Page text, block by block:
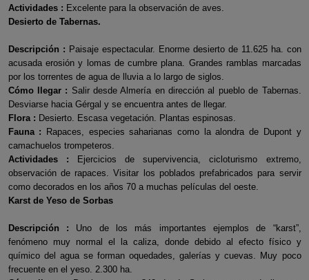
Actividades : Excelente para la observación de aves.
Desierto de Tabernas.
Descripción : Paisaje espectacular. Enorme desierto de 11.625 ha. con
acusada erosión y lomas de cumbre plana. Grandes ramblas marcadas
por los torrentes de agua de lluvia a lo largo de siglos.
Cómo llegar : Salir desde Almería en dirección al pueblo de Tabernas.
Desviarse hacia Gérgal y se encuentra antes de llegar.
Flora : Desierto. Escasa vegetación. Plantas espinosas.
Fauna : Rapaces, especies saharianas como la alondra de Dupont y
camachuelos trompeteros.
Actividades : Ejercicios de supervivencia, cicloturismo extremo,
observación de rapaces. Visitar los poblados prefabricados para servir
como decorados en los años 70 a muchas películas del oeste.
Karst de Yeso de Sorbas
Descripción : Uno de los más importantes ejemplos de “karst”,
fenómeno muy normal el la caliza, donde debido al efecto físico y
químico del agua se forman oquedades, galerías y cuevas. Muy poco
frecuente en el yeso. 2.300 ha.